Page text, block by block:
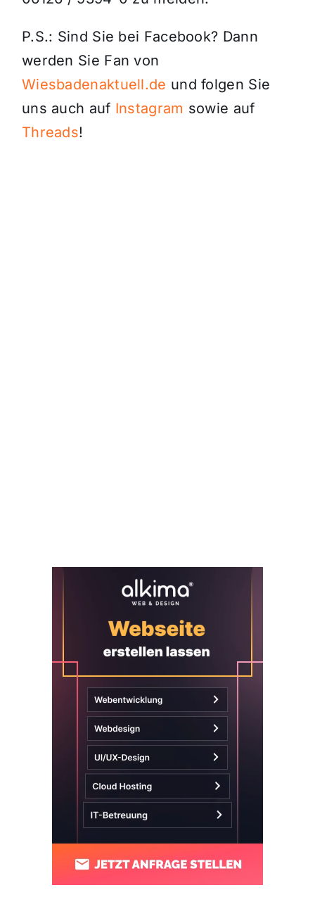
P.S.: Sind Sie bei Facebook? Dann
werden Sie Fan von
Wiesbadenaktuell.de und folgen Sie
uns auch auf Instagram sowie auf
Threads!